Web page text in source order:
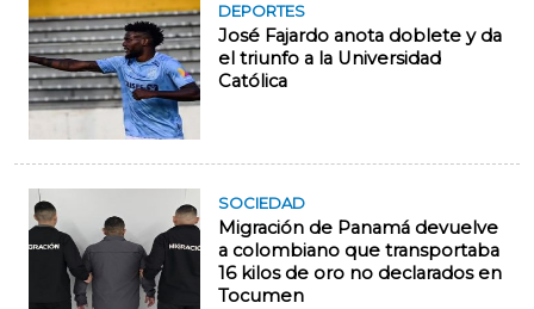
DEPORTES
José Fajardo anota doblete y da
el triunfo a la Universidad
Católica
SOCIEDAD
Migración de Panamá devuelve
a colombiano que transportaba
16 kilos de oro no declarados en
Tocumen